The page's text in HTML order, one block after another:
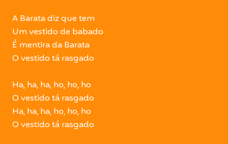
A Barata diz que tem
Um vestido de babado
É mentira da Barata
O vestido tá rasgado
Ha, ha, ha, ho, ho, ho
O vestido tá rasgado
Ha, ha, ha, ho, ho, ho
O vestido tá rasgado